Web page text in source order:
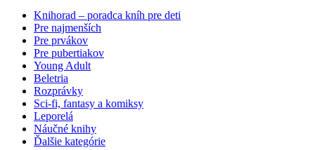
Knihorad – poradca kníh pre deti
Pre najmenších
Pre prvákov
Pre pubertiakov
Young Adult
Beletria
Rozprávky
Sci-fi, fantasy a komiksy
Leporelá
Náučné knihy
Ďalšie kategórie